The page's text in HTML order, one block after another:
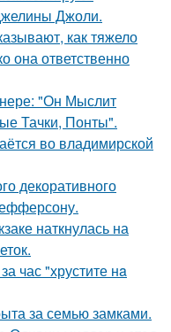
Джоли.
как тяжело
она ответственно
"Он Мыслит
Тачки, Понты".
во владимирской
декоративного
наткнулась на
час "хрустите нa
за семью замками.